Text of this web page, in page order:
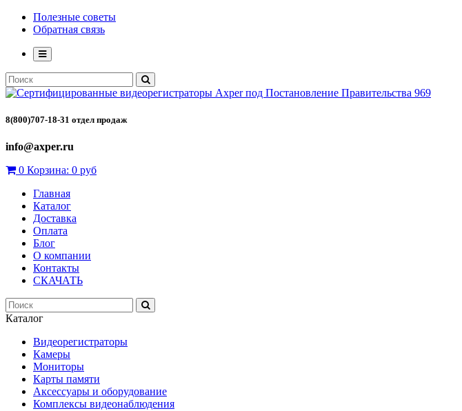
Полезные советы
Обратная связь
8(800)707-18-31 отдел продаж
info@axper.ru
0 Корзина: 0 руб
Главная
Каталог
Доставка
Оплата
Блог
О компании
Контакты
СКАЧАТЬ
Каталог
Видеорегистраторы
Камеры
Мониторы
Карты памяти
Аксессуары и оборудование
Комплексы видеонаблюдения